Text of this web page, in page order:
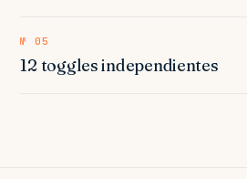
№ 05
12 toggles independientes